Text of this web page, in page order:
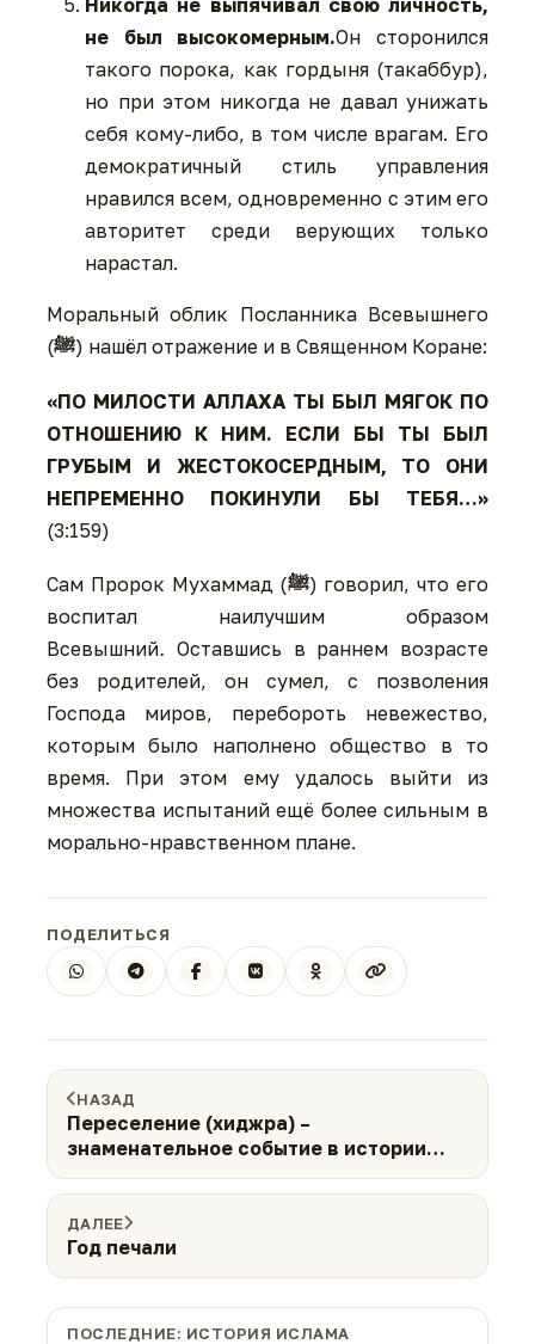
Никогда не выпячивал свою личность,
не был высокомерным.Он сторонился
такого порока, как гордыня (такаббур),
но при этом никогда не давал унижать
себя кому-либо, в том числе врагам. Его
демократичный стиль управления
нравился всем, одновременно с этим его
авторитет среди верующих только
нарастал.
Моральный облик Посланника Всевышнего
(ﷺ) нашёл отражение и в Священном Коране:
«ПО МИЛОСТИ АЛЛАХА ТЫ БЫЛ МЯГОК ПО
ОТНОШЕНИЮ К НИМ. ЕСЛИ БЫ ТЫ БЫЛ
ГРУБЫМ И ЖЕСТОКОСЕРДНЫМ, ТО ОНИ
НЕПРЕМЕННО ПОКИНУЛИ БЫ ТЕБЯ…»
(3:159)
Сам Пророк Мухаммад (ﷺ) говорил, что его
воспитал наилучшим образом
Всевышний. Оставшись в раннем возрасте
без родителей, он сумел, с позволения
Господа миров, перебороть невежество,
которым было наполнено общество в то
время. При этом ему удалось выйти из
множества испытаний ещё более сильным в
морально-нравственном плане.
ПОДЕЛИТЬСЯ
НАЗАД
Переселение (хиджра) –
знаменательное событие в истории
Ислама
ДАЛЕЕ
Год печали
ПОСЛЕДНИЕ: ИСТОРИЯ ИСЛАМА